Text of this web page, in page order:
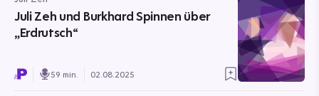
Juli Zeh und Burkhard Spinnen über
„Erdrutsch“
59 min. 02.08.2025